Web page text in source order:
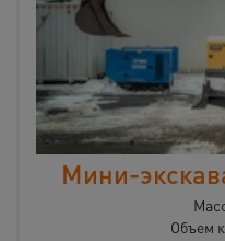
Мини-
Объем